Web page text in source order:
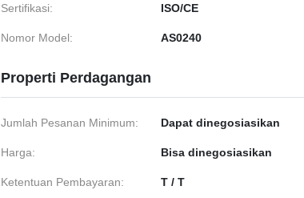
Sertifikasi: ISO/CE
Nomor Model: AS0240
Properti Perdagangan
Jumlah Pesanan Minimum: Dapat dinegosiasikan
Harga: Bisa dinegosiasikan
Ketentuan Pembayaran: T / T